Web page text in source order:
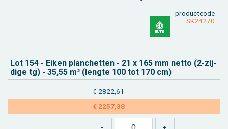
product­code
SK24270
Lot 154 - Eiken plan­chet­ten - 21 x 165 mm netto (2-zij­
di­ge tg) - 35,55 m² (leng­te 100 tot 170 cm)
€ 2822,61
€ 2257,38